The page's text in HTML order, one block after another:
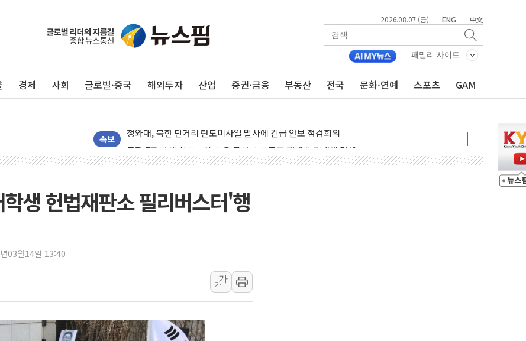
2026.08.07 (금) | ENG | 中文
패밀리 사이트
경제 사회 글로벌·중국 해외투자 산업 증권·금융 부동산 전국 문화·연예 스포츠 GAM
속보
구광모, 내주 실리콘밸리서 젠슨 황 재회…로봇·AI 데이터센터·모빌리티 구체화
김정관 장관 "영업이익 N% 성과급 반대…상법·자본시장법 개정 논의"
뉴욕증시 프리뷰, 미 주가선물 AI주 차익실현 속 혼조세...웨스턴디지털·샌디스크↓
금값 7주 만에 최고…美 고용 둔화·호르무즈 재개방 기대에 강세
[인도증시] 중동 긴장 완화에 실적 호조까지, 상승...호실적 보고 기업 상승세 뚜렷
[베트남 증시] 지수 하락 속 'DGC' 임시 주총 기대감에 홀로 상한가…마진 잔액은 사상 최고
'월가의 황제' 다이먼 "금융시장 레버리지 위험수위…숨은 차입이 더 큰 변수"
[3보] 북, 원산서 동해로 단거리 탄도미사일 1발 발사… 올해 10번째·42일 만 도발
우크라 드론 전술, 중남미 콜롬비아에 새 안보 위기… 반군·마약카르텔이 습득해 전투 활용
주한미군 "오산기지 누출, 백린 아닌 무해한 표면 부식 물질"
생 헌법재판소 필리버스터'행
03월14일 13:40
가
가